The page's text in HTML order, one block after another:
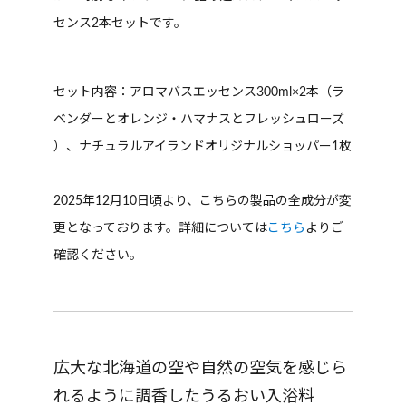
センス2本セットです。
セット内容：アロマバスエッセンス300ml×2本（ラ
ベンダーとオレンジ・ハマナスとフレッシュローズ
）、ナチュラルアイランドオリジナルショッパー1枚
2025年12月10日頃より、こちらの製品の全成分が変
更となっております。詳細についてはこちら よりご
確認ください。
広大な北海道の空や自然の空気を感じら
れるように調香したうるおい入浴料